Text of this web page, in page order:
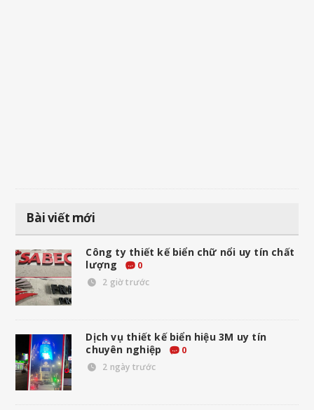
Bài viết mới
Công ty thiết kế biển chữ nổi uy tín chất
lượng
0
2 giờ trước
Dịch vụ thiết kế biển hiệu 3M uy tín
chuyên nghiệp
0
2 ngày trước